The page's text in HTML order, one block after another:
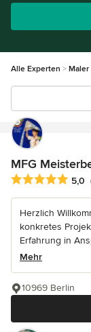
Alle Experten Maler
MFG
5,0
Herzlich
konkretes
Erfahrung in
Mehr
10969 Berlin